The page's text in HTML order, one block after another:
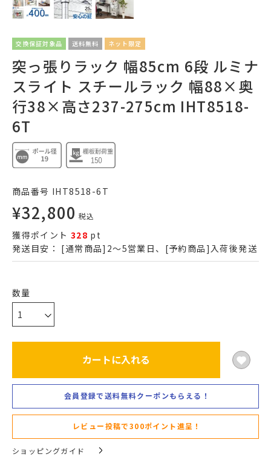
交換保証対象品 送料無料 ネット限定
突っ張りラック 幅85cm 6段 ルミナ
スライト スチールラック 幅88×奥
行38×高さ237-275cm IHT8518-
6T
商品番号 IHT8518-6T
¥32,800 税込
獲得ポイント 328 pt
発送目安： [通常商品]2～5営業日、[予約商品]入荷後発送
カートに入れる
会員登録で送料無料クーポンもらえる！
レビュー投稿で300ポイント進呈！
ショッピングガイド